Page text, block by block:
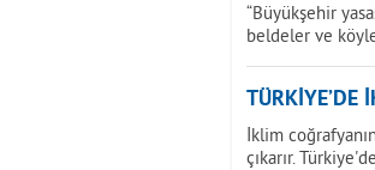
“Büyükşehir
beldeler ve
TÜRKİYE’DE
İklim
çıkarır. Türkiye'de